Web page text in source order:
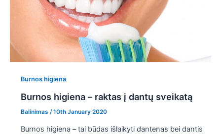
Burnos higiena
Burnos higiena – raktas į dantų sveikatą
Balinimas /10th January 2020
Burnos higiena – tai būdas išlaikyti dantenas bei dantis